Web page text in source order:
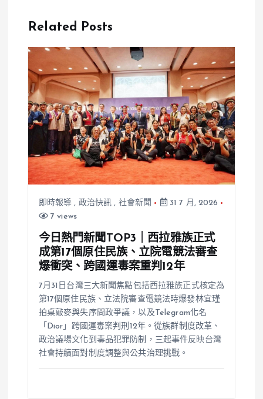
霸凌引發關注
證
Related Posts
即時報導 , 政治快訊 , 社會新聞
31 7 月, 2026
7 views
今日熱門新聞TOP3｜西拉雅族正式
成第17個原住民族、立院電競法審查
爆衝突、跨國運毒案重判12年
7月31日台灣三大新聞焦點包括西拉雅族正式核定為
第17個原住民族、立法院審查電競法時爆發林宜瑾
拍桌敲麥與失序問政爭議，以及Telegram化名
「Dior」跨國運毒案判刑12年。從族群制度改革、
政治議場文化到毒品犯罪防制，三起事件反映台灣
社會持續面對制度調整與公共治理挑戰。